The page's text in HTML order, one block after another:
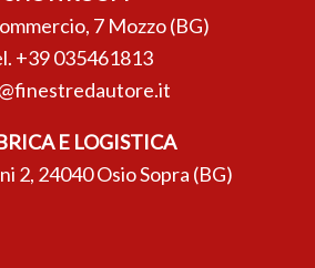
7 Mozzo (BG)
+39 035461813
E LOGISTICA
2, 24040 Osio Sopra (BG)